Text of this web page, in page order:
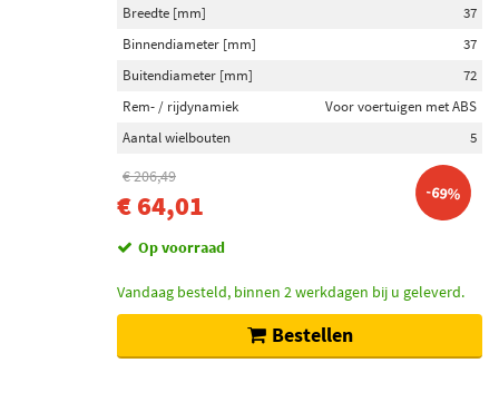
Breedte [mm]
37
Binnendiameter [mm]
37
Buitendiameter [mm]
72
Rem- / rijdynamiek
Voor voertuigen met ABS
Aantal wielbouten
5
€ 206,49
€ 64,01 -69%
Op voorraad
Vandaag besteld, binnen 2 werkdagen bij u geleverd.
Bestellen